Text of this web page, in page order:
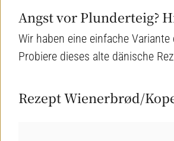
Angst vor Plunderteig?
Wir haben eine einfache
Probiere dieses alte dänische
Rezept Wienerbrød/